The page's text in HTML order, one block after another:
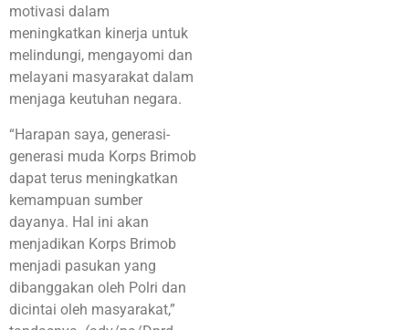
motivasi dalam
meningkatkan kinerja untuk
melindungi, mengayomi dan
melayani masyarakat dalam
menjaga keutuhan negara.
“Harapan saya, generasi-
generasi muda Korps Brimob
dapat terus meningkatkan
kemampuan sumber
dayanya. Hal ini akan
menjadikan Korps Brimob
menjadi pasukan yang
dibanggakan oleh Polri dan
dicintai oleh masyarakat,”